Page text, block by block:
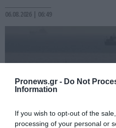
Pronews.gr - Do Not
Information
If you wish to opt-out of the
processing of your personal or
06.08.2026 | 06:49